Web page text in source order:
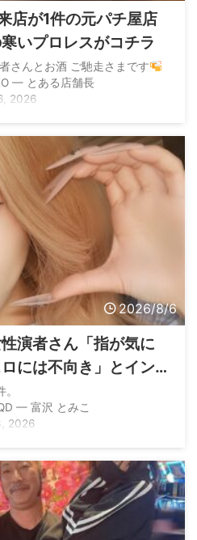
店が1件の元パチ屋店
いプロレスがコチラ
さんとお酒 ご馳走さまです
— とある店舗長
2026
2026/8/6
演者さん「指が気に
には不向き」とイン
— 富沢 とみこ
2026